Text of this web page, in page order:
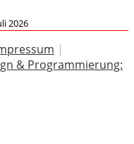
2026
|
& Programmierung: